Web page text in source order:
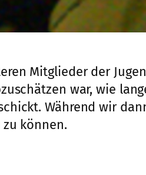
Mitglieder der
war, wie
Während wir
können.